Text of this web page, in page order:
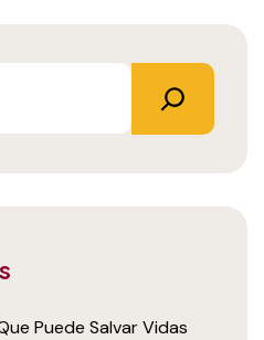
Puede Salvar Vidas